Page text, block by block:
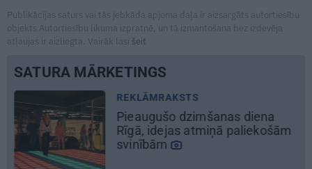
Publikācijas saturs vai tās jebkāda apjoma daļa ir aizsargāts autortiesību
objekts Autortiesību likuma izpratnē, un tā izmantošana bez izdevēja
atļaujas ir aizliegta. Vairāk lasi šeit
SATURA MĀRKETINGS
dzimšanas diena
atmiņā paliekošām
Pirts